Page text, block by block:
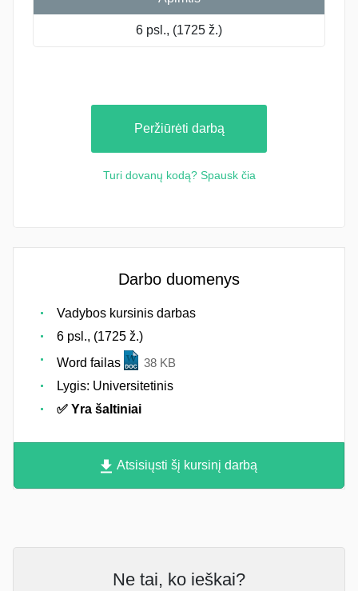
6 psl., (1725 ž.)
Peržiūrėti darbą
Turi dovanų kodą? Spausk čia
Darbo duomenys
Vadybos kursinis darbas
6 psl., (1725 ž.)
Word failas
38 KB
Lygis: Universitetinis
✅ Yra šaltiniai
Atsisiųsti šį kursinį darbą
Ne tai, ko ieškai?